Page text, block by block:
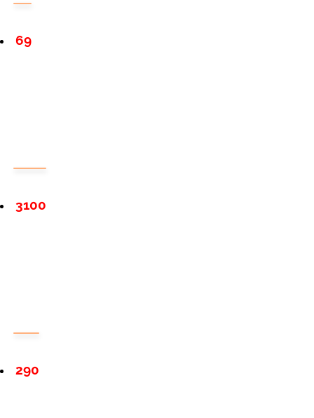
69
3100
290